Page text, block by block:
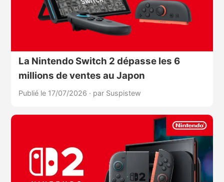
La Nintendo Switch 2 dépasse les 6
millions de ventes au Japon
Publié le 17/07/2026 · par Suspistew